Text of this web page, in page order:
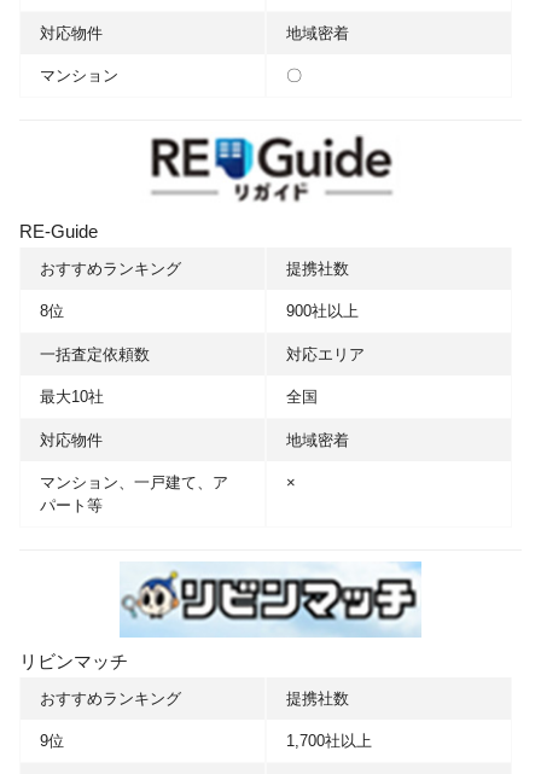
対応物件
マンション
地域密着
〇
RE-Guide
おすすめランキング
8位
提携社数
900社以上
一括査定依頼数
最大10社
対応エリア
全国
対応物件
マンション、一戸建て、ア
パート等
地域密着
×
リビンマッチ
おすすめランキング
9位
提携社数
1,700社以上